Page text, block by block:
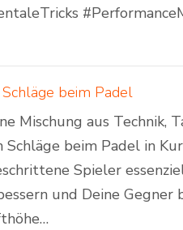
beim Padel
Mischung aus Technik,
beim Padel in
Spieler
und Deine